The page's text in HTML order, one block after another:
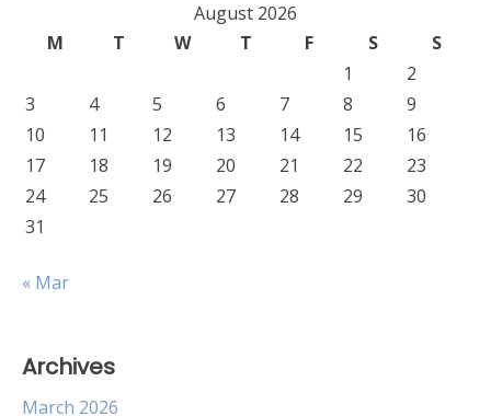
August 2026
M
T W T F S
S
1
2
3
4 5 6 7 8
9
10
11 12 13 14 15
16
17
18 19 20 21 22
23
24
25 26 27 28 29
30
31
« Mar
Archives
March 2026